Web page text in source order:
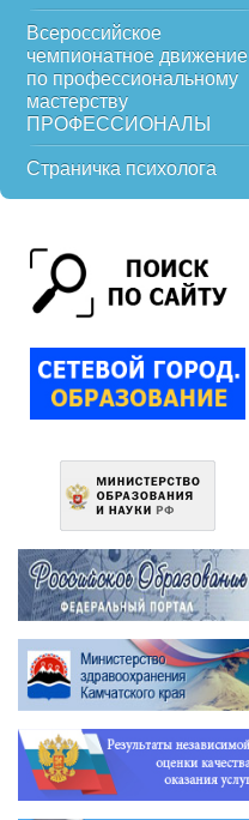
Всероссийское
чемпионатное движение
по профессиональному
мастерству
ПРОФЕССИОНАЛЫ
Страничка психолога